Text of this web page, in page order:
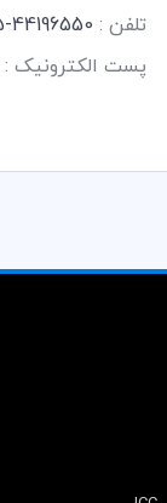
تلفن : 44196550-5 -
پست الکترونیک :